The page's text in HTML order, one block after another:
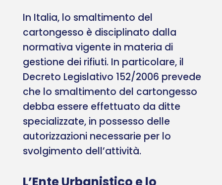
In Italia, lo smaltimento del
cartongesso è disciplinato dalla
normativa vigente in materia di
gestione dei rifiuti. In particolare, il
Decreto Legislativo 152/2006 prevede
che lo smaltimento del cartongesso
debba essere effettuato da ditte
specializzate, in possesso delle
autorizzazioni necessarie per lo
svolgimento dell’attività.
L’Ente Urbanistico e lo